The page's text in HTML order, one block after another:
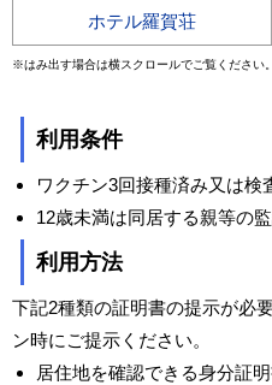
ホテル羅賀荘
※はみ出す場合は横スクロールでご覧ください。
利用条件
ワクチン3回接種済み又は検
12歳未満は同居する親等の
利用方法
下記2種類の証明書の提示が必
ン時にご提示ください。
居住地を確認できる身分証